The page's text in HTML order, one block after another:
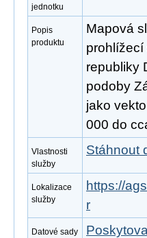
jednotku
Popis
produktu
Mapová
prohlížecí
republiky
podoby
jako
000 do
Vlastnosti
služby
Stáhnout
Lokalizace
služby
https://
r
Datové sady